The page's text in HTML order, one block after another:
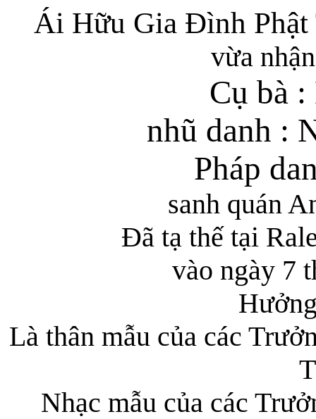
Ái Hữu Gia Đình
vừa
Cụ bà :
nhũ danh :
Pháp
sanh quán
Đã tạ thế tại
vào ngày 7
Là thân mẫu của các
Nhạc mẫu của các